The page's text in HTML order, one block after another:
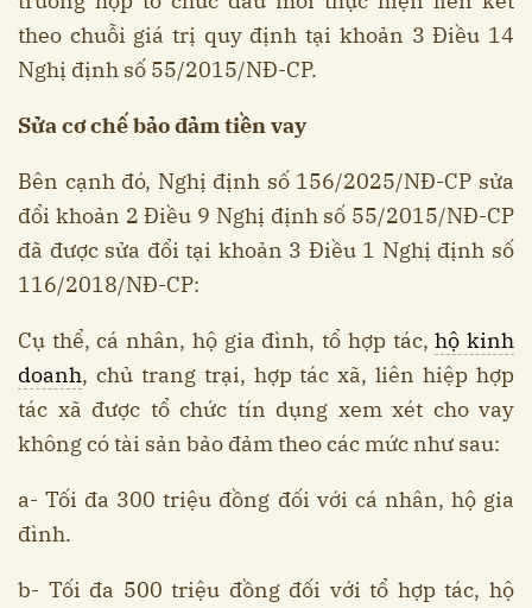
theo chuỗi giá trị quy định tại khoản 3 Điều 14
Nghị định số 55/2015/NĐ-CP.
Sửa cơ chế bảo đảm tiền vay
Bên cạnh đó, Nghị định số 156/2025/NĐ-CP sửa
đổi khoản 2 Điều 9 Nghị định số 55/2015/NĐ-CP
đã được sửa đổi tại khoản 3 Điều 1 Nghị định số
116/2018/NĐ-CP:
Cụ thể, cá nhân, hộ gia đình, tổ hợp tác,hộ kinh
doanh, chủ trang trại, hợp tác xã, liên hiệp hợp
tác xã được tổ chức tín dụng xem xét cho vay
không có tài sản bảo đảm theo các mức như sau:
a- Tối đa 300 triệu đồng đối với cá nhân, hộ gia
đình.
b- Tối đa 500 triệu đồng đối với tổ hợp tác, hộ